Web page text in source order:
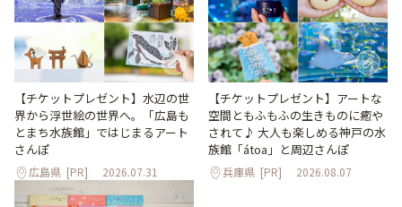
【チケットプレゼント】水辺の世
界から浮世絵の世界へ。「広島も
とまち水族館」ではじまるアート
さんぽ
広島県 [PR] 2026.07.31
【チケットプレゼント】アートな
空間ともふもふの生きものに癒や
されて♪ 大人も楽しめる神戸の水
族館「átoa」と周辺さんぽ
兵庫県 [PR] 2026.08.07